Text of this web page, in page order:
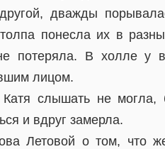
дважды
понесла их в
потеряла. В холле у
лицом.
Катя слышать не
и вдруг замерла.
Летовой о том, что